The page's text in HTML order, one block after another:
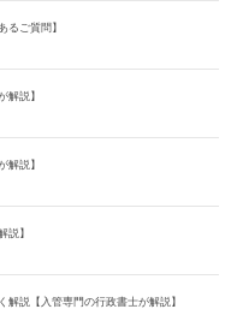
るご質問】
解説】
解説】
説】
説【入管専門の行政書士が解説】